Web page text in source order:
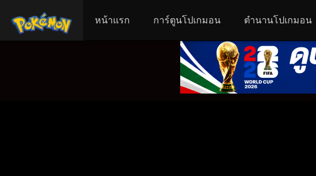
หน้าแรก การ์ตูนโปเกมอน ตำนานโปเกมอน